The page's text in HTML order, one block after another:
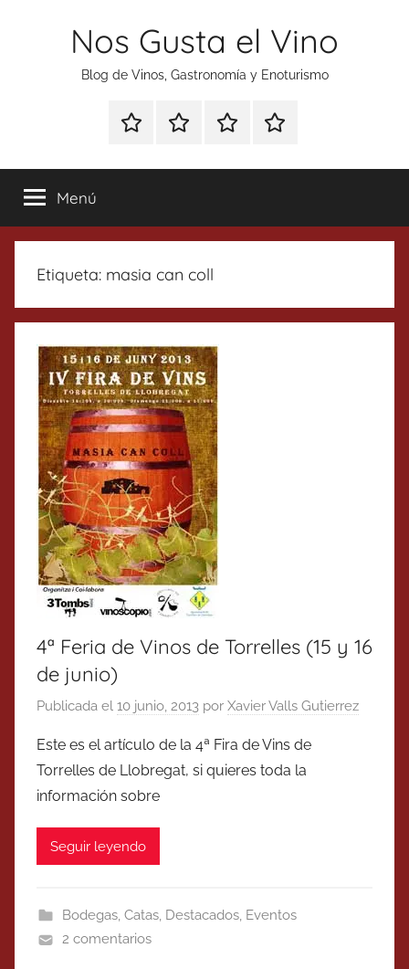
Nos Gusta el Vino
Blog de Vinos, Gastronomía y Enoturismo
Especial
Tonics
Enoturismo
Gastronomía
RankingContacto
Menú
Etiqueta: masia can coll
4ª Feria de Vinos de Torrelles (15 y 16
de junio)
Publicada el 10 junio, 2013 por Xavier Valls Gutierrez
Este es el artículo de la 4ª Fira de Vins de
Torrelles de Llobregat, si quieres toda la
información sobre
Seguir leyendo
Bodegas, Catas, Destacados, Eventos
2 comentarios